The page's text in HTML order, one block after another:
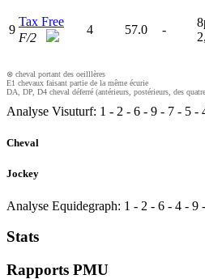
9
Tax Free
F/2
4 57.0 -
8
⊗ cheval portant des oeilllères
E1 chevaux faisant partie de la même écurie
DA, DP, D4 cheval déferré (antérieurs, postérieurs, des
Analyse Visuturf: 1 - 2 - 6 - 9 - 7 - 5 -
Cheval
Jockey
Analyse Equidegraph: 1 - 2 - 6 - 4 - 9 -
Stats
Rapports PMU